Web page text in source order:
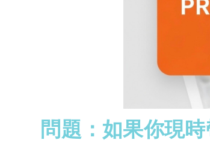
問題：如果你現